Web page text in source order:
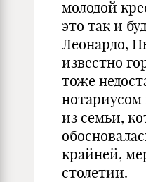
молодой
это так и
Леонардо,
известно
тоже
из семьи,
крайней,
столетии.